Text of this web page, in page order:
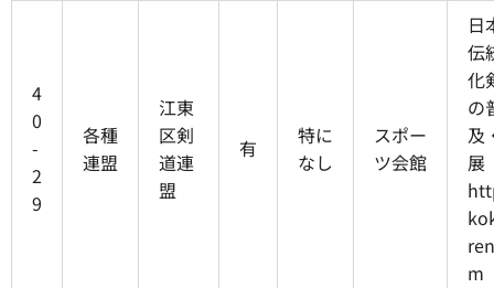
4
0
-
2
9
各種
連盟
江東
区剣
道連
盟
有
特に
なし
スポー
ツ会館
日
伝
化
の
及
展
m